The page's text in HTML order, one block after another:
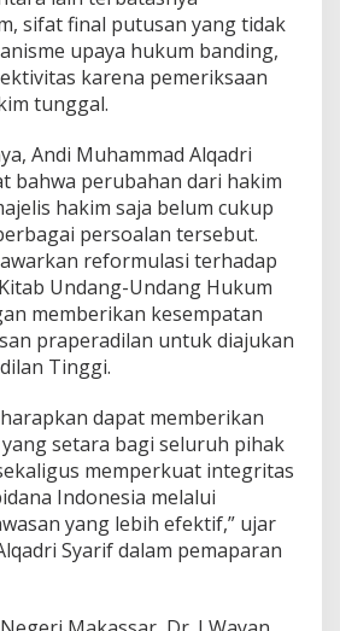
sifat final putusan yang tidak
upaya hukum banding,
karena pemeriksaan
tunggal.
Andi Muhammad Alqadri
bahwa perubahan dari hakim
hakim saja belum cukup
persoalan tersebut.
reformulasi terhadap
Undang-Undang Hukum
memberikan kesempatan
praperadilan untuk diajukan
Tinggi.
dapat memberikan
setara bagi seluruh pihak
memperkuat integritas
Indonesia melalui
yang lebih efektif,” ujar
Syarif dalam pemaparan